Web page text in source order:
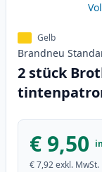
Gelb
Brandneu
2 stück
€ 9,50
€ 7,92exkl. MwSt.